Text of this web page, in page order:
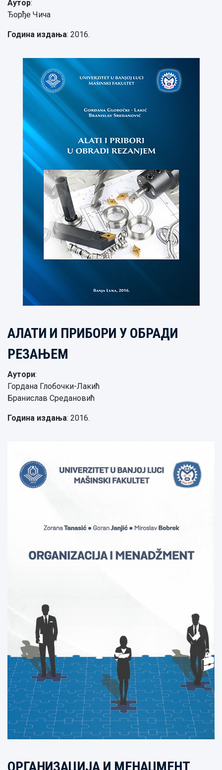
Аутор:
Ђорђе Чича
Година издања: 2016.
АЛАТИ И ПРИБОРИ У ОБРАДИ
РЕЗАЊЕМ
Аутори:
Гордана Глобочки-Лакић
Бранислав Средановић
Година издања: 2016.